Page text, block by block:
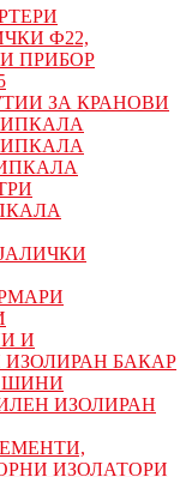
Ф22,
ПРИБОР
ЗА КРАНОВИ
И
БАКАР
ШИНИ
ИЗОЛИРАН
ИЗОЛАТОРИ